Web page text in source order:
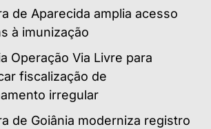
de Aparecida amplia acesso
à imunização
Operação Via Livre para
fiscalização de
irregular
de Goiânia moderniza registro